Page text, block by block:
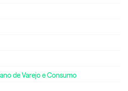
de Varejo e Consumo